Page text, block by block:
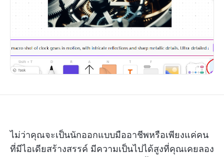
ไม่ว่าคุณจะเป็นนักออกแบบมืออาชีพหรือเพียงแค่คน
ที่มีไอเดียสร้างสรรค์ มีความเป็นไปได้สูงที่คุณเคยลอง